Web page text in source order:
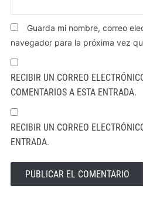
Guarda mi nombre, correo
navegador para la próxima vez
RECIBIR UN CORREO
COMENTARIOS A ESTA ENTRADA.
RECIBIR UN CORREO
ENTRADA.